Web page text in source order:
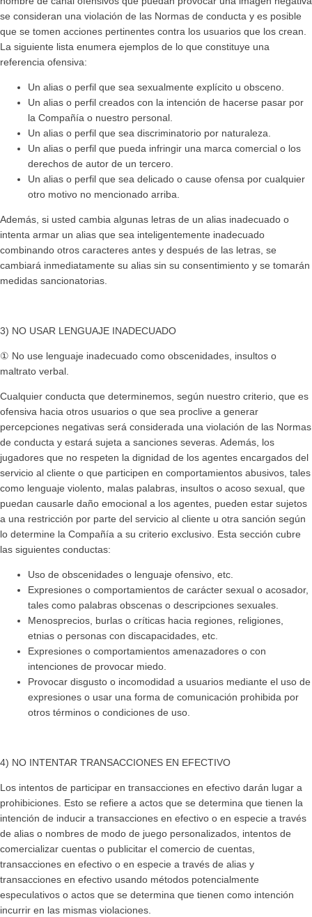
se consideran una violación de las Normas de conducta y es posible
que se tomen acciones pertinentes contra los usuarios que los crean.
La siguiente lista enumera ejemplos de lo que constituye una
referencia ofensiva:
Un alias o perfil que sea sexualmente explícito u obsceno.
Un alias o perfil creados con la intención de hacerse pasar por
la Compañía o nuestro personal.
Un alias o perfil que sea discriminatorio por naturaleza.
Un alias o perfil que pueda infringir una marca comercial o los
derechos de autor de un tercero.
Un alias o perfil que sea delicado o cause ofensa por cualquier
otro motivo no mencionado arriba.
Además, si usted cambia algunas letras de un alias inadecuado o
intenta armar un alias que sea inteligentemente inadecuado
combinando otros caracteres antes y después de las letras, se
cambiará inmediatamente su alias sin su consentimiento y se tomarán
medidas sancionatorias.
3) NO USAR LENGUAJE INADECUADO
① No use lenguaje inadecuado como obscenidades, insultos o
maltrato verbal.
Cualquier conducta que determinemos, según nuestro criterio, que es
ofensiva hacia otros usuarios o que sea proclive a generar
percepciones negativas será considerada una violación de las Normas
de conducta y estará sujeta a sanciones severas. Además, los
jugadores que no respeten la dignidad de los agentes encargados del
servicio al cliente o que participen en comportamientos abusivos, tales
como lenguaje violento, malas palabras, insultos o acoso sexual, que
puedan causarle daño emocional a los agentes, pueden estar sujetos
a una restricción por parte del servicio al cliente u otra sanción según
lo determine la Compañía a su criterio exclusivo. Esta sección cubre
las siguientes conductas:
Uso de obscenidades o lenguaje ofensivo, etc.
Expresiones o comportamientos de carácter sexual o acosador,
tales como palabras obscenas o descripciones sexuales.
Menosprecios, burlas o críticas hacia regiones, religiones,
etnias o personas con discapacidades, etc.
Expresiones o comportamientos amenazadores o con
intenciones de provocar miedo.
Provocar disgusto o incomodidad a usuarios mediante el uso de
expresiones o usar una forma de comunicación prohibida por
otros términos o condiciones de uso.
4) NO INTENTAR TRANSACCIONES EN EFECTIVO
Los intentos de participar en transacciones en efectivo darán lugar a
prohibiciones. Esto se refiere a actos que se determina que tienen la
intención de inducir a transacciones en efectivo o en especie a través
de alias o nombres de modo de juego personalizados, intentos de
comercializar cuentas o publicitar el comercio de cuentas,
transacciones en efectivo o en especie a través de alias y
transacciones en efectivo usando métodos potencialmente
especulativos o actos que se determina que tienen como intención
incurrir en las mismas violaciones.